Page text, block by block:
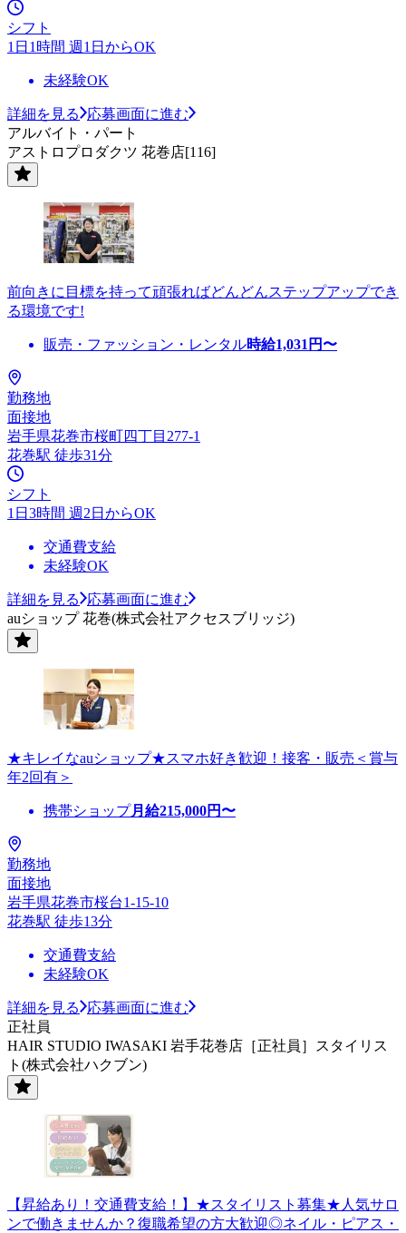
シフト
1日1時間 週1日からOK
未経験OK
詳細を見る
応募画面に進む
アルバイト・パート
アストロプロダクツ 花巻店[116]
前向きに目標を持って頑張ればどんどんステップアップでき
る環境です!
販売・ファッション・レンタル時給1,031 円〜
勤務地
面接地
岩手県花巻市桜町四丁目277-1
花巻駅 徒歩31分
シフト
1日3時間 週2日からOK
交通費支給
未経験OK
詳細を見る
応募画面に進む
auショップ 花巻(株式会社アクセスブリッジ)
★キレイなauショップ★スマホ好き歓迎！接客・販売＜賞与
年2回有＞
携帯ショップ月給215,000円〜
勤務地
面接地
岩手県花巻市桜台1-15-10
花巻駅 徒歩13分
交通費支給
未経験OK
詳細を見る
応募画面に進む
正社員
HAIR STUDIO IWASAKI 岩手花巻店［正社員］スタイリス
ト(株式会社ハクブン)
【昇給あり！交通費支給！】★スタイリスト募集★人気サロ
ンで働きませんか？復職希望の方大歓迎◎ネイル・ピアス・